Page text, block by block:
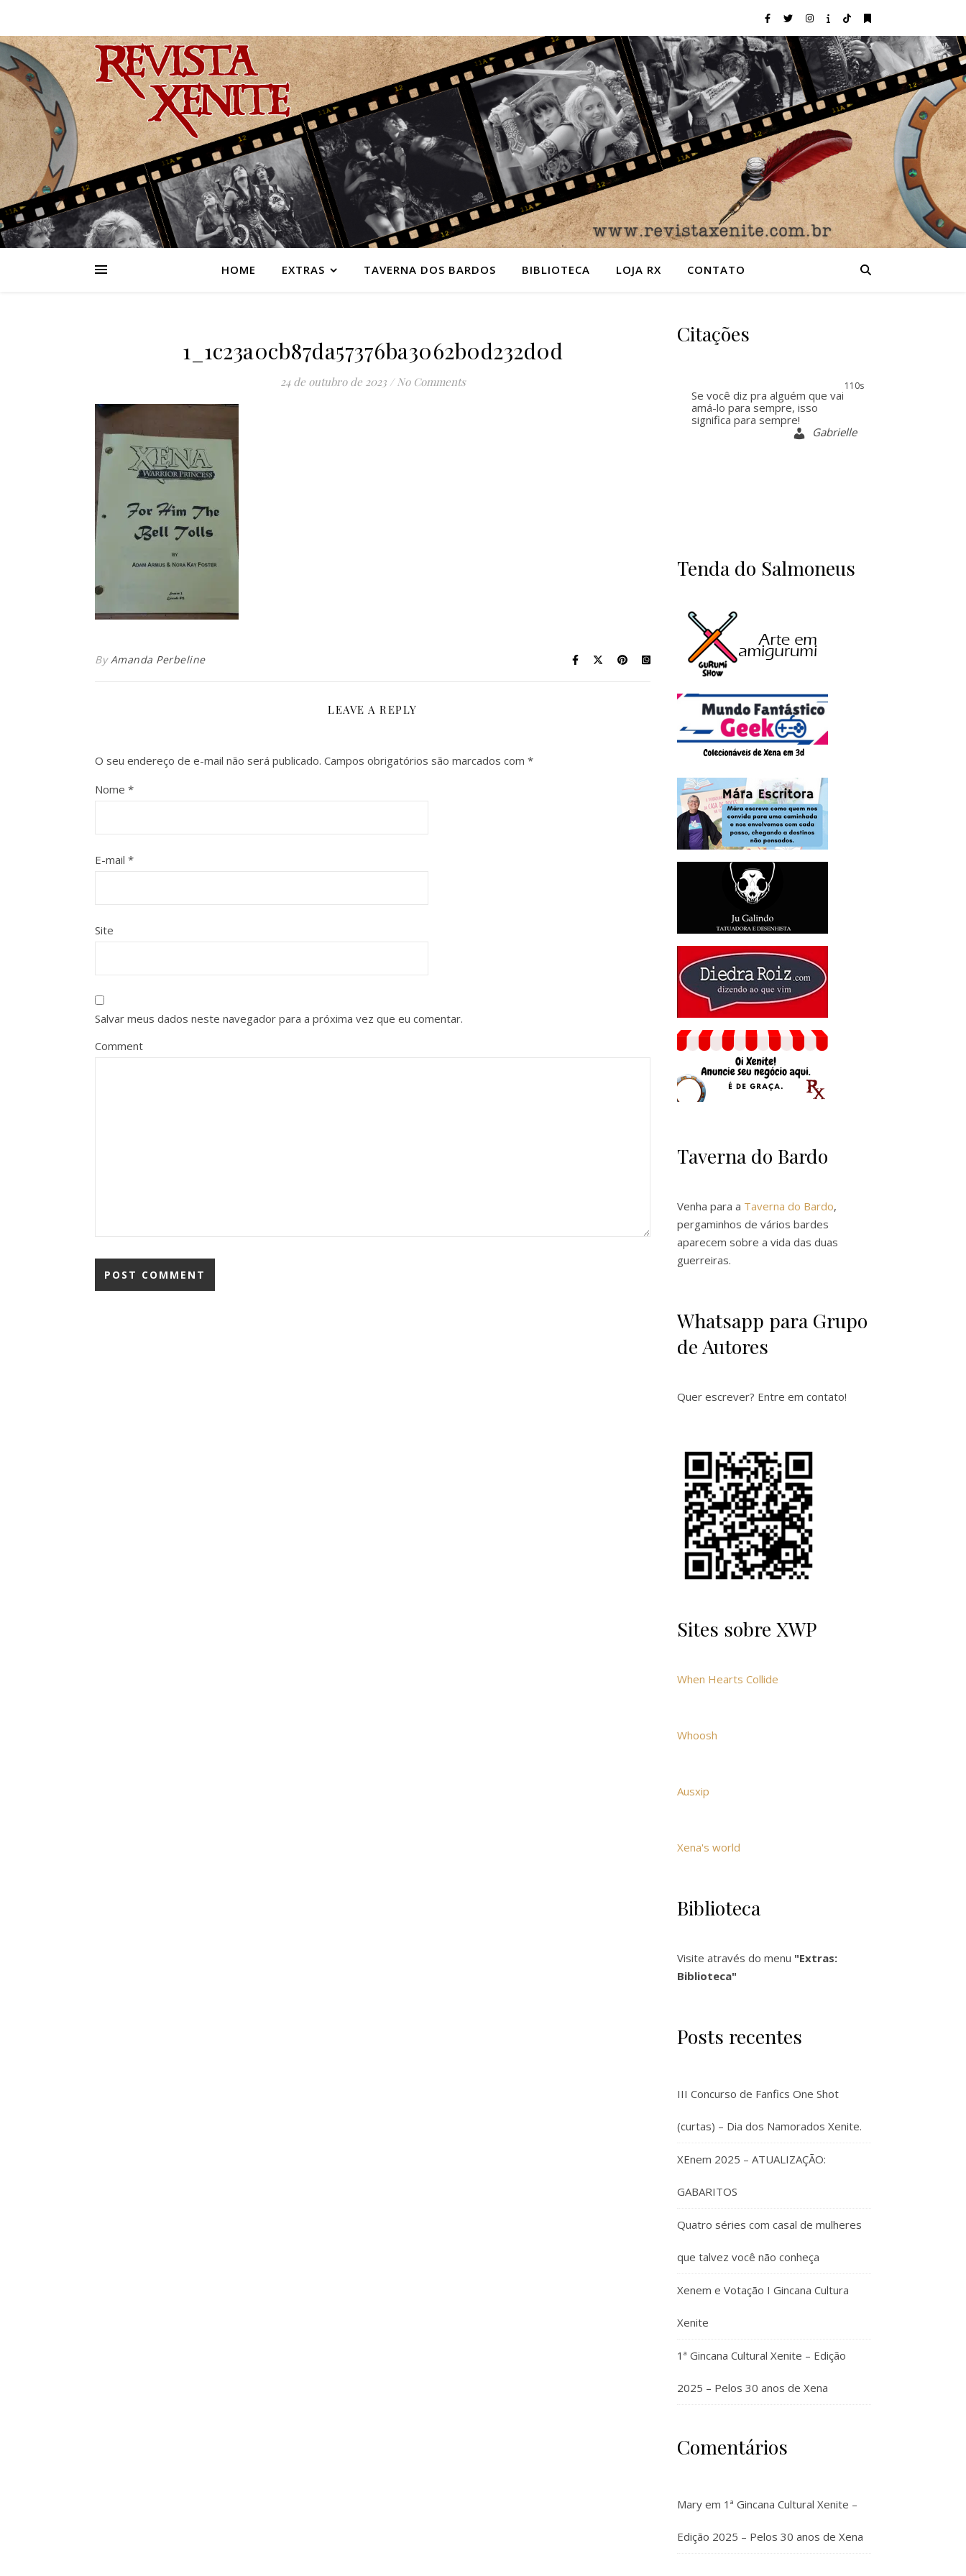
HOME EXTRAS TAVERNA DOS BARDOS BIBLIOTECA LOJA RX CONTATO
1_1c23a0cb87da57376ba3062b0d232d0d
24 de outubro de 2023 / No Comments
ByAmanda Perbeline
LEAVE A REPLY
O seu endereço de e-mail não será publicado. Campos obrigatórios são marcados com *
Nome *
E-mail *
Site
Salvar meus dados neste navegador para a próxima vez que eu comentar.
Comment
Citações
109s
Se você diz pra alguém que vai
amá-lo para sempre, isso
significa para sempre!
Gabrielle
Tenda do Salmoneus
Taverna do Bardo
Venha para a Taverna do Bardo,
pergaminhos de vários bardes
aparecem sobre a vida das duas
guerreiras.
Whatsapp para Grupo
de Autores
Quer escrever? Entre em contato!
Sites sobre XWP
When Hearts Collide
Whoosh
Ausxip
Xena's world
Biblioteca
Visite através do menu "Extras:
Biblioteca"
Posts recentes
III Concurso de Fanfics One Shot
(curtas) – Dia dos Namorados Xenite.
XEnem 2025 – ATUALIZAÇÃO:
GABARITOS
Quatro séries com casal de mulheres
que talvez você não conheça
Xenem e Votação I Gincana Cultura
Xenite
1ª Gincana Cultural Xenite – Edição
2025 – Pelos 30 anos de Xena
Comentários
Mary em 1ª Gincana Cultural Xenite –
Edição 2025 – Pelos 30 anos de Xena